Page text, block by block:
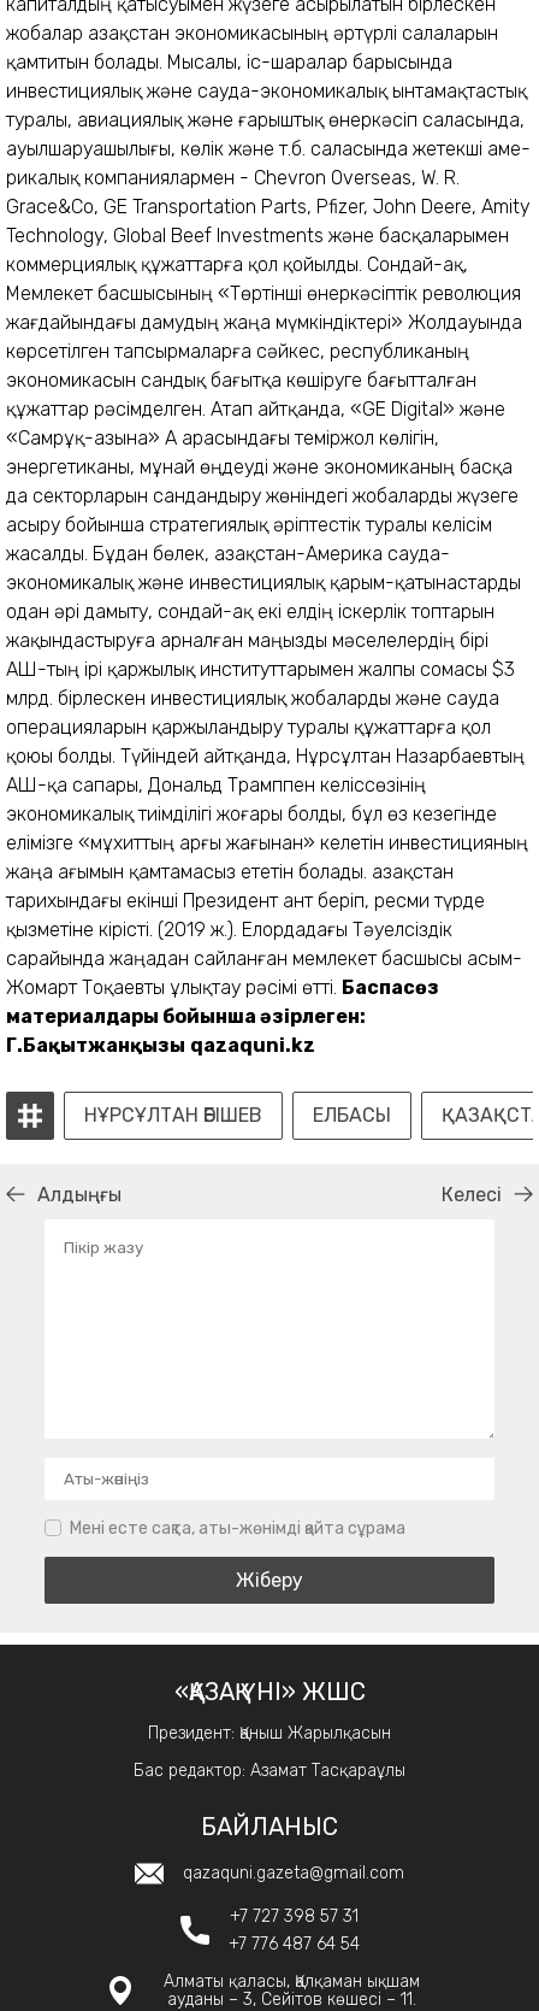
Баспасөз
материалдары бойынша әзірлеген:
Г.Бақытжанқызы qazaquni.kz
НҰРСҰЛТАН ӘБІШЕВ ЕЛБАСЫ
Алдыңғы Келесі
Мені есте сақта, аты-жөнімді қайта сұрама
«ҚАЗАҚ ҮНІ» ЖШС
Президент: Қаныш Жарылқасын
Бас редактор: Азамат Тасқараұлы
БАЙЛАНЫС
qazaquni.gazeta@gmail.com
+7 727 398 57 31
+7 776 487 64 54
Алматы қаласы, Қалқаман ықшам
ауданы – 3, Сейітов көшесі – 11.